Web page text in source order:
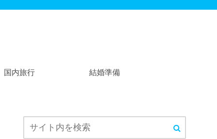
国内旅行 結婚準備